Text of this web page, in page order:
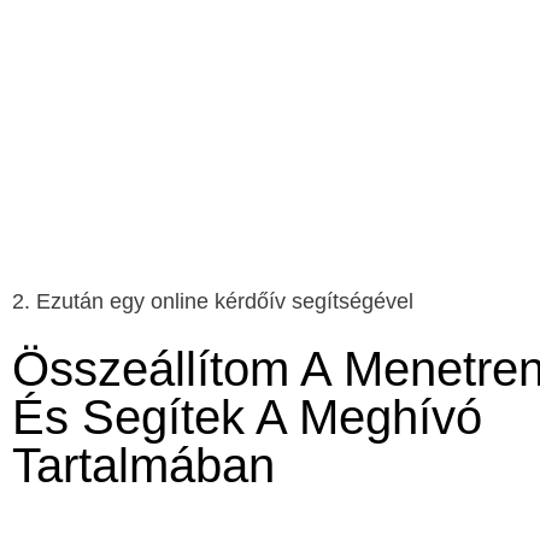
2. Ezután egy online kérdőív segítségével
Összeállítom A
És Segítek A Meghívó
Tartalmában